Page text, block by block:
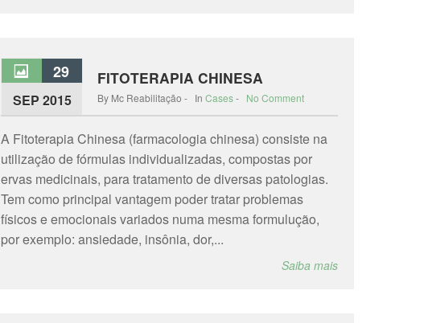
29
SEP 2015
FITOTERAPIA CHINESA
By Mc Reabilitação - In Cases- No Comment
A Fitoterapia Chinesa (farmacologia chinesa) consiste na
utilização de fórmulas individualizadas, compostas por
ervas medicinais, para tratamento de diversas patologias.
Tem como principal vantagem poder tratar problemas
físicos e emocionais variados numa mesma formulução,
por exemplo: ansiedade, insônia, dor,...
Saiba mais